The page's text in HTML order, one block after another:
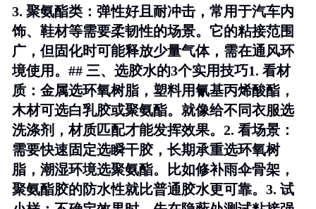
3. 聚氨酯类 ：弹性好且耐冲击，常用于汽车内
饰、鞋材等需要柔韧性的场景。它的粘接范围
广，但固化时可能释放少量气体，需在通风环
境使用。## 三、选胶水的3个实用技巧1. 看材
质 ：金属选环氧树脂，塑料用氰基丙烯酸酯，
木材可选白乳胶或聚氨酯。就像给不同衣服选
洗涤剂，材质匹配才能发挥效果。2. 看场景 ：
需要快速固定选瞬干胶，长期承重选环氧树
脂，潮湿环境选聚氨酯。比如修补雨伞骨架，
聚氨酯胶的防水性就比普通胶水更可靠。3. 试